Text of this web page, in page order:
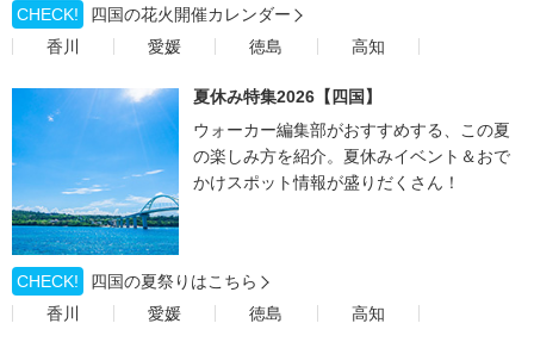
CHECK!
四国の花火開催カレンダー
香川
愛媛 徳島 高知
夏休み特集2026【四国】
ウォーカー編集部がおすすめする、この夏
の楽しみ方を紹介。夏休みイベント＆おで
かけスポット情報が盛りだくさん！
CHECK!
四国の夏祭りはこちら
香川
愛媛 徳島 高知